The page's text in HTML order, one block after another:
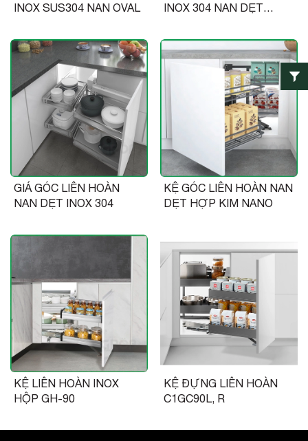
INOX SUS304 NAN OVAL
INOX 304 NAN DẸT
GIÁ GÓC LIÊN HOÀN
NAN DẸT INOX 304
KỆ GÓC LIÊN HOÀN NAN
DẸT HỢP KIM NANO
KỆ LIÊN HOÀN INOX
HỘP GH-90
KỆ ĐỰNG LIÊN HOÀN
C1GC90L, R